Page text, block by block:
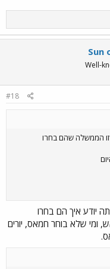
Sun
Well-
#18
הממשלה שהם בחרו
יודע איך הם בחרו
ומי שלא בוחר חמאס, יורים